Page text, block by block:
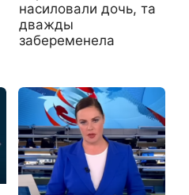
насиловали дочь, та
дважды
забеременела